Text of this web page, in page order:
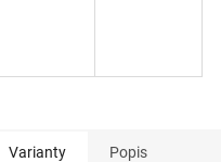
Varianty Popis